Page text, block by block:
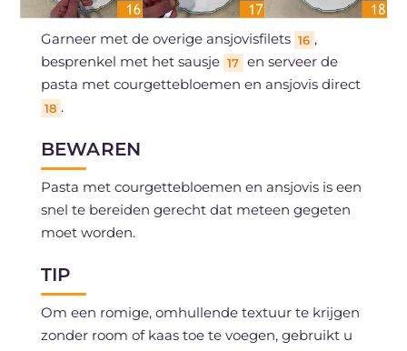
Garneer met de overige ansjovisfilets 16 ,
besprenkel met het sausje 17 en serveer de
pasta met courgettebloemen en ansjovis direct
18 .
BEWAREN
Pasta met courgettebloemen en ansjovis is een
snel te bereiden gerecht dat meteen gegeten
moet worden.
TIP
Om een romige, omhullende textuur te krijgen
zonder room of kaas toe te voegen, gebruikt u